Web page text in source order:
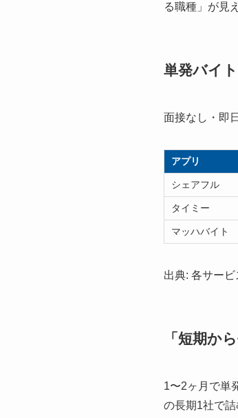
る職種」が見
単発バイ
面接なし・即
アプリ
シェアフル
タイミー
マッハバイト
出典: 各サー
「短期か
1〜2ヶ月で単
の長期1社で詰